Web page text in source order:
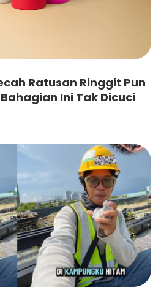
Ratusan Ringgit Pun
Ini Tak Dicuci